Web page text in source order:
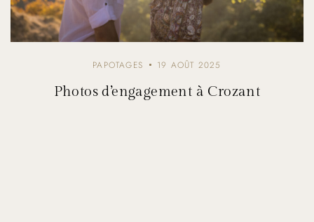
PAPOTAGES 19 AOÛT 2025
Photos d’engagement à Crozant